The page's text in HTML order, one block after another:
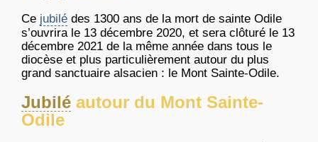
Ce jubilé des 1300 ans de la mort de sainte Odile
s’ouvrira le 13 décembre 2020, et sera clôturé le 13
décembre 2021 de la même année dans tous le
diocèse et plus particulièrement autour du plus
grand sanctuaire alsacien : le Mont Sainte-Odile.
Jubilé autour du Mont Sainte-
Odile